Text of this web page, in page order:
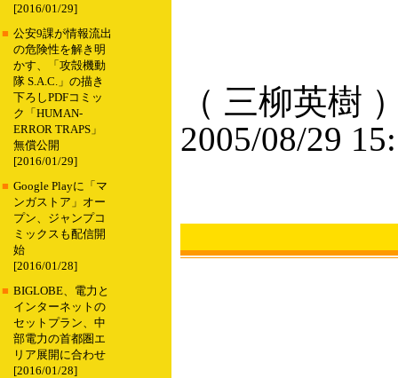
[2016/01/29]
■ 公安9課が情報流出
の危険性を解き明
かす、「攻殻機動
隊 S.A.C.」の描き
下ろしPDFコミッ
ク「HUMAN-
ERROR TRAPS」
無償公開
[2016/01/29]
■ Google Playに「マ
ンガストア」オー
プン、ジャンプコ
ミックスも配信開
始
[2016/01/28]
■ BIGLOBE、電力と
インターネットの
セットプラン、中
部電力の首都圏エ
リア展開に合わせ
[2016/01/28]
（ 三柳英樹
2005/08/29